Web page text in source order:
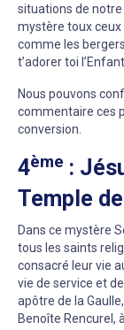
situations de notre
mystère toux ceux
comme les
t’adorer toi
Nous pouvons
commentaire ces
conversion.
4ème :
Temple
Dans ce mystère
tous les saints
consacré leur vie
vie de service et
apôtre de la
Benoîte Rencurel,